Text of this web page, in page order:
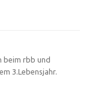
beim rbb und
3.Lebensjahr.